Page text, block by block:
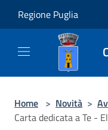
Regione Puglia
Home > Novità >
Carta dedicata a Te -